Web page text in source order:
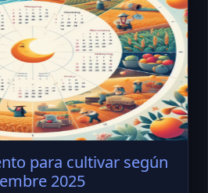
para cultivar según
2025